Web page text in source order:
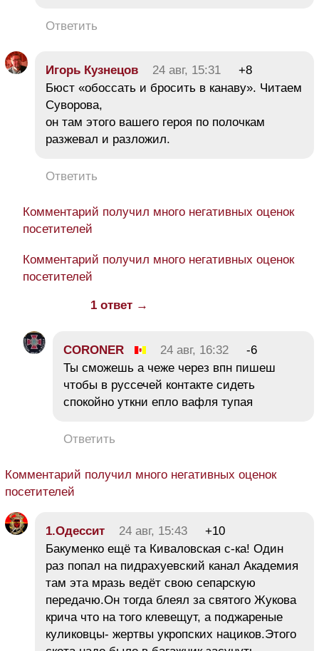
Ответить
Игорь Кузнецов 24 авг, 15:31
+8
Бюст «обоссать и бросить в канаву». Читаем
Суворова,
он там этого вашего героя по полочкам
разжевал и разложил.
Ответить
Комментарий получил много негативных оценок
посетителей
Комментарий получил много негативных оценок
посетителей
1 ответ →
CORONER 24 авг, 16:32
-6
Ты сможешь а чеже через впн пишеш
чтобы в руссечей контакте сидеть
спокойно уткни епло вафля тупая
Ответить
Комментарий получил много негативных оценок
посетителей
1.Одессит 24 авг, 15:43
+10
Бакуменко ещё та Киваловская с-ка! Один
раз попал на пидрахуевский канал Академия
там эта мразь ведёт свою сепарскую
передачю.Он тогда блеял за святого Жукова
крича что на того клевещут, а поджареные
куликовцы- жертвы укропских нациков.Этого